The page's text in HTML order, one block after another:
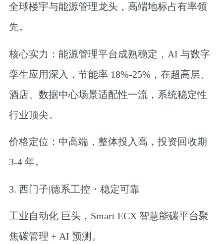
全球楼宇与能源管理龙头，高端地标占有率领
先。
核心实力：能源管理平台成熟稳定，AI 与数字
孪生应用深入，节能率 18%-25%，在超高层、
酒店、数据中心场景适配性一流，系统稳定性
行业顶尖。
价格定位：中高端，整体投入高，投资回收期
3-4 年。
3. 西门子|德系工控・稳定可靠
工业自动化 巨头，Smart ECX 智慧能碳平台聚
焦碳管理 + AI 预测。